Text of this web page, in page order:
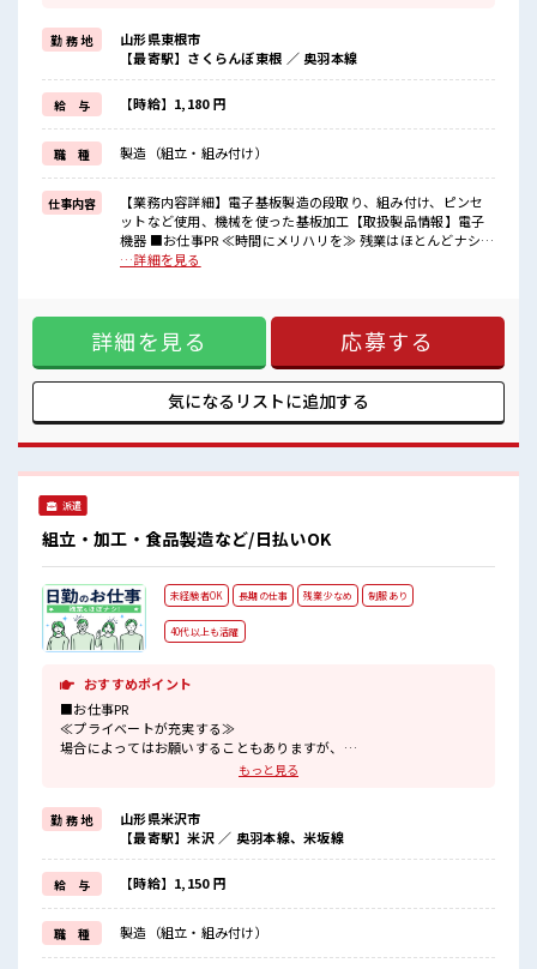
週末は家族や友人と一緒にプライベート満喫！
≪ヘアカラーOKで自由な雰囲気の職場≫
明るすぎたり奇抜でなければ基本的に自由！
(規定有)≪機能的な制服アリ≫
制服があるので、
毎日の服装の悩み解消♪
≪初めての仕事だけど自分にもできそう≫
新しいことにチャレンジするのは不安だけど、
しっかり働く環境が整っています！
イチからスキルUP・ステップUP目指していきましょう！
■職場の雰囲気
キバツ過ぎなければ髪色・髪型は自由！
ロッカーあり！
安心してお仕事に集中♪
勤 務 地
山形県東根市
【最寄駅】さくらんぼ東根 ／ 奥羽本線
給 与 【時給】1,180 円
職 種 製造（組立・組み付け）
仕事内容
【業務内容詳細】電子基板製造の段取り、組み付け、ピンセ
ットなど使用、機械を使った基板加工【取扱製品情報】電子
機器 ■お仕事PR ≪時間にメリハリを≫ 残業はほとんどナシ！
場合によってはお願いすることもあります♪ ≪週休2日制≫
的に自由！ (規定有)≪機能的な制服アリ≫ 制服があるので、
毎日の服装の悩み解消♪ ≪初めての仕事だけど自分にもでき
そう≫ 新しいことにチャレンジするのは不安だけど、 しっか
り働く環境が整っています！ イチからスキルUP・ステップ
UP目指していきましょう！ ■職場の雰囲気 キバツ過ぎなけれ
ば髪色・髪型は自由！ あなたの個性を大事にできます♪ 休憩
てお仕事に集中♪
…詳細を見る
詳細を見る 応募する
気になるリストに追加する
派遣
組立・加工・食品製造など/日払いOK
未経験者OK 長期の仕事 残業少なめ 制服あり
40代以上も活躍
おすすめポイント
■お仕事PR
≪プライベートが充実する≫
場合によってはお願いすることもありますが、
制服があるので、
毎日の服装の悩み解消♪
≪未経験の方も大カンゲイ≫
新しいことにチャレンジするのは不安だけど、
しっかり働く環境が整っています！
イチからスキルUP・ステップUP目指していきましょう！
≪自分に向いている仕事が探せる≫
困った事などがあれば、
担当がしっかりサポートします！
もっと見る
勤 務 地
山形県米沢市
【最寄駅】米沢 ／ 奥羽本線、米坂線
給 与 【時給】1,150 円
職 種 製造（組立・組み付け）